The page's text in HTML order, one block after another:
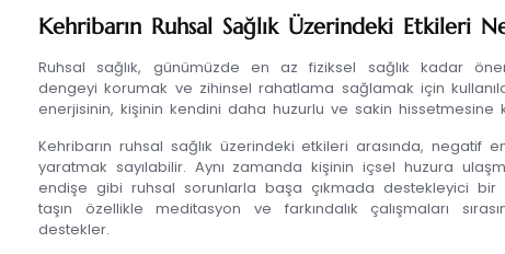
Kehribarın Ruhsal Sağlık Üzerindeki Etkileri
Ruhsal sağlık, günümüzde en az fiziksel sağlık kadar
dengeyi korumak ve zihinsel rahatlama sağlamak için
enerjisinin, kişinin kendini daha huzurlu ve sakin hissetmesine
Kehribarın ruhsal sağlık üzerindeki etkileri arasında, negatif
yaratmak sayılabilir. Aynı zamanda kişinin içsel huzura
endişe gibi ruhsal sorunlarla başa çıkmada destekleyici bir
taşın özellikle meditasyon ve farkındalık çalışmaları
destekler.